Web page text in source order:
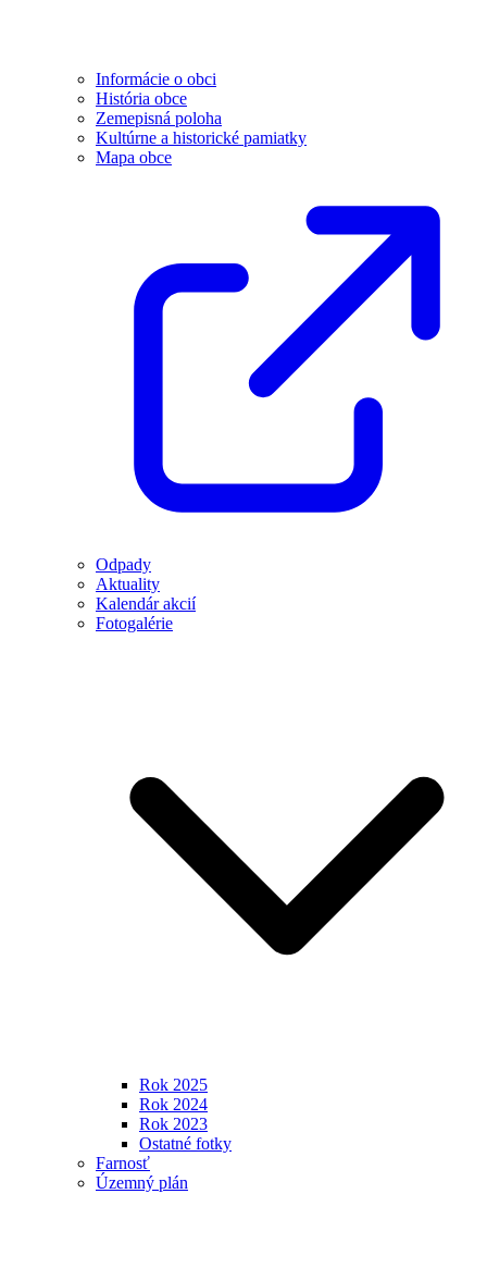
Informácie o obci
História obce
Zemepisná poloha
Kultúrne a historické pamiatky
Mapa obce
Odpady
Aktuality
Kalendár akcií
Fotogalérie
Rok 2025
Rok 2024
Rok 2023
Ostatné fotky
Farnosť
Územný plán